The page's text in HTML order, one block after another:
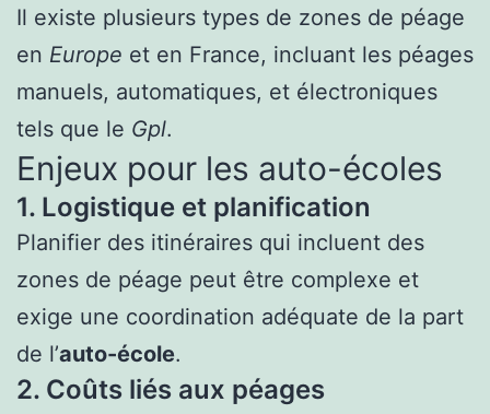
Il existe plusieurs types de zones de péage
en Europe et en France, incluant les péages
manuels, automatiques, et électroniques
tels que le Gpl.
Enjeux pour les auto-écoles
1. Logistique et planification
Planifier des itinéraires qui incluent des
zones de péage peut être complexe et
exige une coordination adéquate de la part
de l’auto-école.
2. Coûts liés aux péages